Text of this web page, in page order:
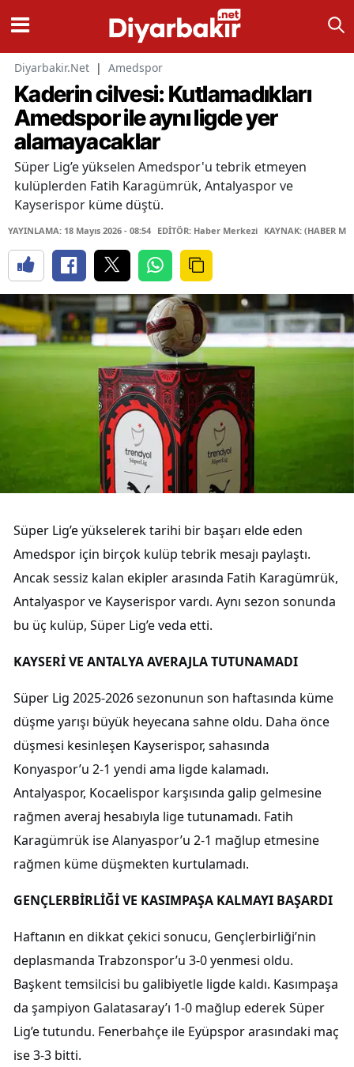
Diyarbakir.Net | Amedspor
Kaderin cilvesi: Kutlamadıkları
Amedspor ile aynı ligde yer
alamayacaklar
Süper Lig’e yükselen Amedspor'u tebrik etmeyen
kulüplerden Fatih Karagümrük, Antalyaspor ve
Kayserispor küme düştü.
YAYINLAMA: 18 Mayıs 2026 - 08:54 EDİTÖR: Haber Merkezi KAYNAK: (HABER
Süper Lig’e yükselerek tarihi bir başarı elde eden
Amedspor için birçok kulüp tebrik mesajı paylaştı.
Ancak sessiz kalan ekipler arasında Fatih Karagümrük,
Antalyaspor ve Kayserispor vardı. Aynı sezon sonunda
bu üç kulüp, Süper Lig’e veda etti.
KAYSERİ VE ANTALYA AVERAJLA TUTUNAMADI
Süper Lig 2025-2026 sezonunun son haftasında küme
düşme yarışı büyük heyecana sahne oldu. Daha önce
düşmesi kesinleşen Kayserispor, sahasında
Konyaspor’u 2-1 yendi ama ligde kalamadı.
Antalyaspor, Kocaelispor karşısında galip gelmesine
rağmen averaj hesabıyla lige tutunamadı. Fatih
Karagümrük ise Alanyaspor’u 2-1 mağlup etmesine
rağmen küme düşmekten kurtulamadı.
GENÇLERBİRLİĞİ VE KASIMPAŞA KALMAYI BAŞARDI
Haftanın en dikkat çekici sonucu, Gençlerbirliği’nin
deplasmanda Trabzonspor’u 3-0 yenmesi oldu.
Başkent temsilcisi bu galibiyetle ligde kaldı. Kasımpaşa
da şampiyon Galatasaray’ı 1-0 mağlup ederek Süper
Lig’e tutundu. Fenerbahçe ile Eyüpspor arasındaki maç
ise 3-3 bitti.